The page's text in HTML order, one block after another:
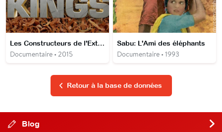
Les Constructeurs de l'Extrême : Artisans du bois
Documentaire • 2015
Sabu: L'Ami des éléphants
Documentaire • 1993
Retour à la base de données
Blog